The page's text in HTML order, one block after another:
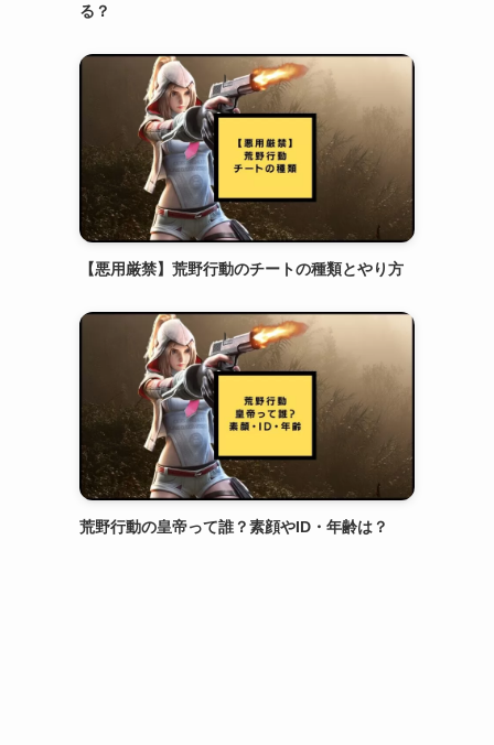
る？
【悪用厳禁】荒野行動のチートの種類とやり方
荒野行動の皇帝って誰？素顔やID・年齢は？